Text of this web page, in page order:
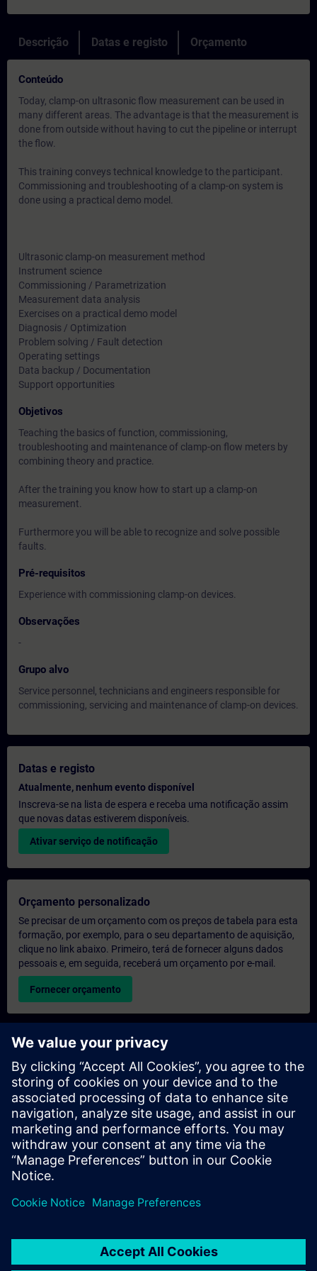
Descrição Datas e registo Orçamento
Conteúdo
Today, clamp-on ultrasonic flow measurement can be used in
many different areas. The advantage is that the measurement is
done from outside without having to cut the pipeline or interrupt
the flow.
This training conveys technical knowledge to the participant.
Commissioning and troubleshooting of a clamp-on system is
done using a practical demo model.
Ultrasonic clamp-on measurement method
Instrument science
Commissioning / Parametrization
Measurement data analysis
Exercises on a practical demo model
Diagnosis / Optimization
Problem solving / Fault detection
Operating settings
Data backup / Documentation
Support opportunities
Objetivos
Teaching the basics of function, commissioning,
troubleshooting and maintenance of clamp-on flow meters by
combining theory and practice.
After the training you know how to start up a clamp-on
measurement.
Furthermore you will be able to recognize and solve possible
faults.
Pré-requisitos
Experience with commissioning clamp-on devices.
Observações
-
Grupo alvo
Service personnel, technicians and engineers responsible for
commissioning, servicing and maintenance of clamp-on devices.
Datas e registo
Atualmente, nenhum evento disponível
Inscreva-se na lista de espera e receba uma notificação assim
que novas datas estiverem disponíveis.
Ativar serviço de notificação
Orçamento personalizado
Se precisar de um orçamento com os preços de tabela para esta
formação, por exemplo, para o seu departamento de aquisição,
clique no link abaixo. Primeiro, terá de fornecer alguns dados
pessoais e, em seguida, receberá um orçamento por e-mail.
Fornecer orçamento
Pedido de informações sobre formação exclusiva
Preencha o formulário de pedido de informação abaixo se
desejar receber um orçamento para um curso de formação
exclusiva, seja nas suas instalações, online ou no nosso centro
de formação SITRAIN. Este tipo de pedido seria adequado para
grupos maiores (a partir de 6 pessoas). Depois de nos fornecer
os seus dados de contacto e as suas necessidades de
formação, receberá um orçamento da nossa parte.
Solicitar orçamento exclusivo